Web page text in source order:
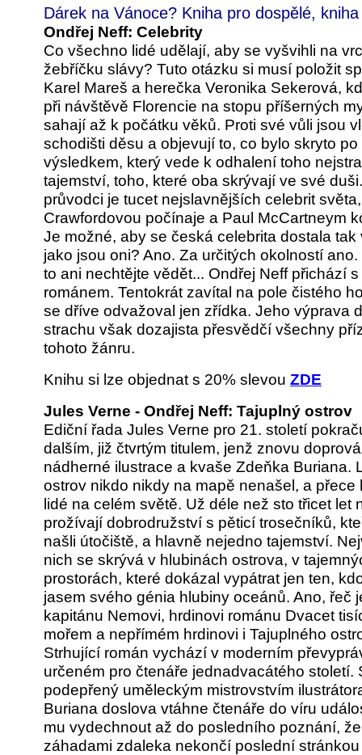
Dárek na Vánoce? Kniha pro dospělé,
Ondřej Neff: Celebrity
Co všechno lidé udělají, aby se vyšvihli na
žebříčku slávy? Tuto otázku si musí položit
Karel Mareš a herečka Veronika Sekerová,
při návštěvě Florencie na stopu příšerných
sahají až k počátku věků. Proti své vůli jsou
schodišti děsu a objevují to, co bylo skryto po
výsledkem, který vede k odhalení toho
tajemství, toho, které oba skrývají ve své
průvodci je tucet nejslavnějších celebrit
Crawfordovou počínaje a Paul McCartneym
Je možné, aby se česká celebrita dostala tak
jako jsou oni? Ano. Za určitých okolností
to ani nechtějte vědět... Ondřej Neff přichází
románem. Tentokrát zavítal na pole čistého
se dříve odvažoval jen zřídka. Jeho výprava
strachu však dozajista přesvědčí všechny
tohoto žánru.
Knihu si lze objednat s 20% slevou ZDE
Jules Verne - Ondřej Neff: Tajuplný ostrov
Ediční řada Jules Verne pro 21. století
dalším, již čtvrtým titulem, jenž znovu
nádherné ilustrace a kvaše Zdeňka Buriana.
ostrov nikdo nikdy na mapě nenašel, a přece
lidé na celém světě. Už déle než sto třicet let
prožívají dobrodružství s pěticí trosečníků,
našli útočiště, a hlavně nejedno tajemství.
nich se skrývá v hlubinách ostrova, v
prostorách, které dokázal vypátrat jen ten,
jasem svého génia hlubiny oceánů. Ano, řeč
kapitánu Nemovi, hrdinovi románu Dvacet
mořem a nepřímém hrdinovi i Tajuplného
Strhující román vychází v moderním
určeném pro čtenáře jednadvacátého století.
podepřený uměleckým mistrovstvím
Buriana doslova vtáhne čtenáře do víru
mu vydechnout až do posledního poznání,
záhadami zdaleka nekončí poslední